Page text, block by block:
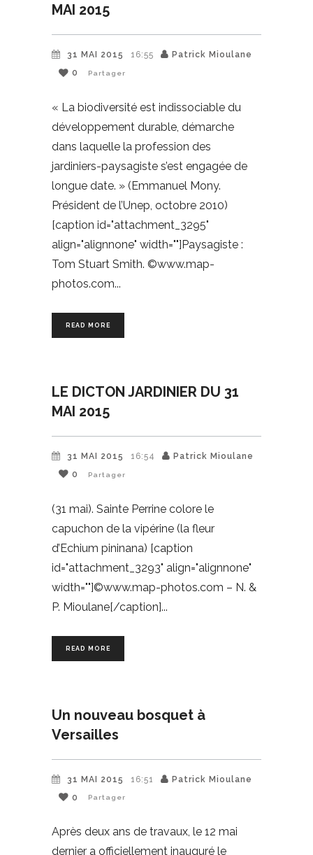
MAI 2015
31 MAI 2015 16:55
Patrick Mioulane
0
Partager
« La biodiversité est indissociable du
développement durable, démarche
dans laquelle la profession des
jardiniers-paysagiste s’est engagée de
longue date. » (Emmanuel Mony.
Président de l’Unep, octobre 2010)
[caption id="attachment_3295"
align="alignnone" width=""]Paysagiste :
Tom Stuart Smith. ©www.map-
photos.com
READ MORE
LE DICTON JARDINIER DU 31
MAI 2015
31 MAI 2015 16:54
Patrick Mioulane
0
Partager
(31 mai). Sainte Perrine colore le
capuchon de la vipérine (la fleur
d’Echium pininana) [caption
id="attachment_3293" align="alignnone"
width=""]©www.map-photos.com – N. &
P. Mioulane[/caption]
READ MORE
Un nouveau bosquet à
Versailles
31 MAI 2015 16:51
Patrick Mioulane
0
Partager
Après deux ans de travaux, le 12 mai
dernier a officiellement inauguré le